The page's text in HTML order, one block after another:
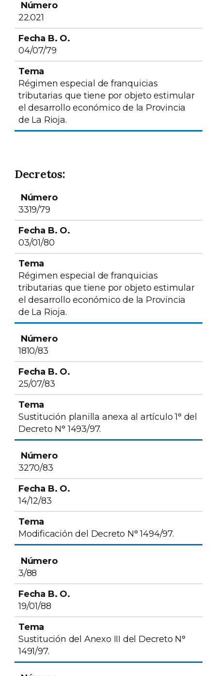
Número
22.021
04/07/79
Régimen especial de franquicias
tributarias que tiene por objeto estimular
el desarrollo económico de la Provincia
de La Rioja.
Decretos:
Número
3319/79
03/01/80
Régimen especial de franquicias
tributarias que tiene por objeto estimular
el desarrollo económico de la Provincia
de La Rioja.
1810/83
25/07/83
Sustitución planilla anexa al artículo 1° del
Decreto N° 1493/97.
3270/83
14/12/83
Modificación del Decreto N° 1494/97.
3/88
19/01/88
Sustitución del Anexo III del Decreto N°
1491/97.